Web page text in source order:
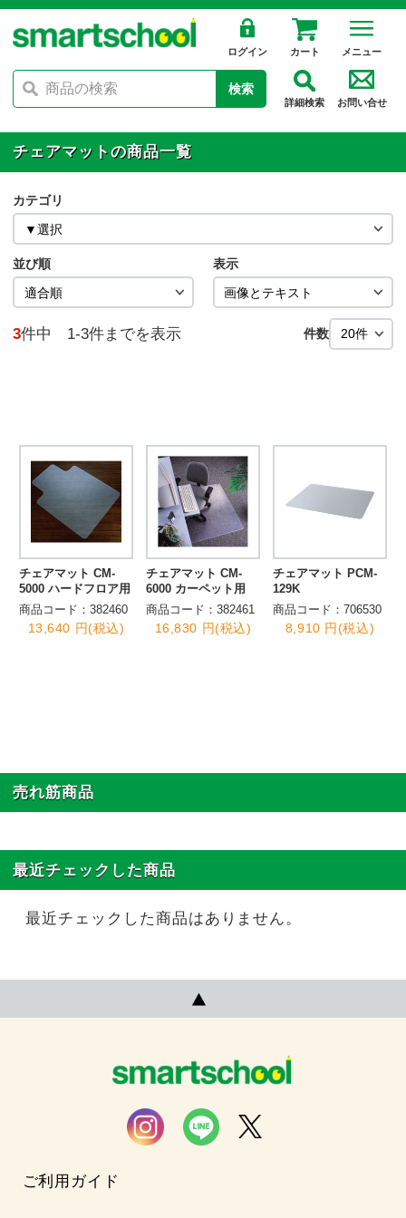
ログイン カート メニュー
検索
詳細検索 お問い合せ
チェアマットの商品一覧
カテゴリ
並び順 表示
3件中 1-3件までを表示 件数
チェアマット CM-
5000 ハードフロア用
商品コード：382460
13,640 円(税込)
チェアマット CM-
6000 カーペット用
商品コード：382461
16,830 円(税込)
チェアマット PCM-
129K
商品コード：706530
8,910 円(税込)
売れ筋商品
最近チェックした商品
最近チェックした商品はありません。
ご利用ガイド